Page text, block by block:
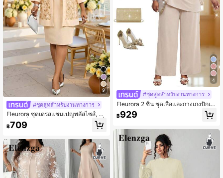
9
#ชุดสูทสำหรับงานทางการ
Fleurora ชุดเดรสแชมเปญพลัสไซส์, ชุ
ดเดรสเลื่อมประกาย, ชุดเดรสทางการที่เ
ข้ากับรูปร่างสำหรับฤดูใบไม้ผลิ/ฤดูร้อน,
านทางการ, งานเลี้ยงค็อกเทล, งานรับป
ริญญา, งานฉลองวันเกิด และโอกาสทา
งการอื่นๆ
฿709
4
#ชุดสูทสำหรับงานทางการ
Fleurora 2 ชิ้น ชุดเสื้อและกางเกงปักเลื่
อมตาข่ายปะติดปะต่อกันสำหรับงานปา
ร์ตี้หรูหราไซส์ใหญ่
฿929